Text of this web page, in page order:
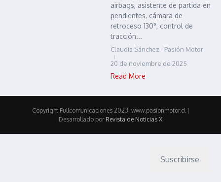
airbags, asistente de partida en
pendientes, cámara de
retroceso 130°, control de
tracción...
Claudia Sánchez - Pasión Motor
20 de noviembre de 2025
Read More
Copyright Fullcomunicaciones 2023. www.pasionmotor.cl |
Desarrollado por Revista de Noticias X
Suscribirse